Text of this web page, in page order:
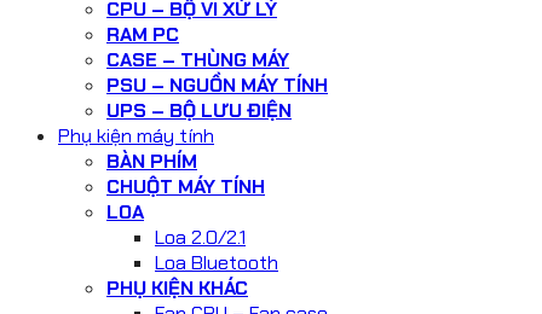
CPU – BỘ VI XỬ LÝ
RAM PC
CASE – THÙNG MÁY
PSU – NGUỒN MÁY TÍNH
UPS – BỘ LƯU ĐIỆN
Phụ kiện máy tính
BÀN PHÍM
CHUỘT MÁY TÍNH
LOA
Loa 2.0/2.1
Loa Bluetooth
PHỤ KIỆN KHÁC